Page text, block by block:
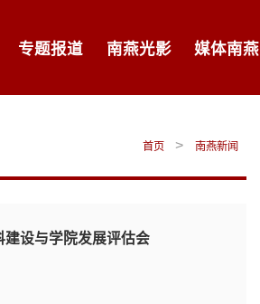
专题报道 南燕光影 媒体南燕
首页 > 南燕新闻
设与学院发展评估会